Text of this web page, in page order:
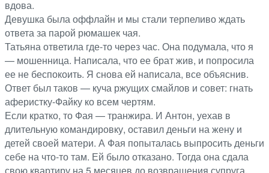
вдова.
Девушка была оффлайн и мы стали терпеливо ждать
ответа за парой рюмашек чая.
Татьяна ответила где-то через час. Она подумала, что я
— мошенница. Написала, что ее брат жив, и попросила
ее не беспокоить. Я снова ей написала, все объяснив.
Ответ был таков — куча ржущих смайлов и совет: гнать
аферистку-Файку ко всем чертям.
Если кратко, то Фая — транжира. И Антон, уехав в
длительную командировку, оставил деньги на жену и
детей своей матери. А Фая попыталась выпросить деньги
себе на что-то там. Ей было отказано. Тогда она сдала
свою квартиру на 5 месяцев до возвращения супруга,